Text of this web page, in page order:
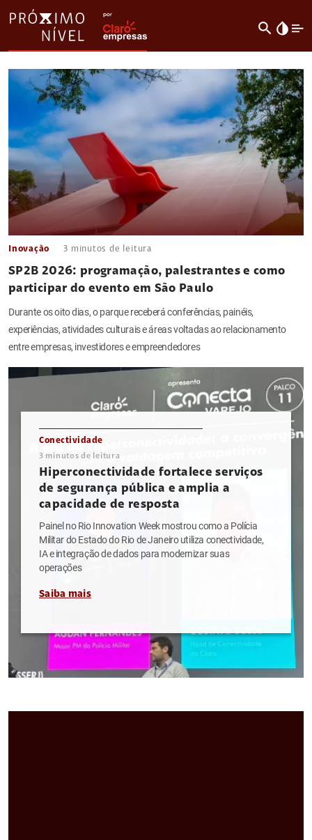
search invert_colors
Inovação 3 minutos de leitura
SP2B 2026: programação, palestrantes e como
participar do evento em São Paulo
Durante os oito dias, o parque receberá conferências, painéis,
experiências, atividades culturais e áreas voltadas ao relacionamento
entre empresas, investidores e empreendedores
Conectividade
3 minutos de leitura
Hiperconectividade fortalece serviços
de segurança pública e amplia a
capacidade de resposta
Painel no Rio Innovation Week mostrou como a Polícia
Militar do Estado do Rio de Janeiro utiliza conectividade,
IA e integração de dados para modernizar suas
operações
Saiba mais